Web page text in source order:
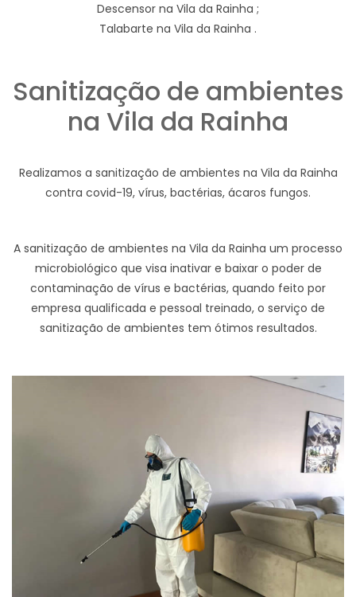
Descensor na Vila da Rainha ;
Talabarte na Vila da Rainha .
Sanitização de ambientes
na Vila da Rainha
Realizamos a sanitização de ambientes na Vila da Rainha
contra covid-19, vírus, bactérias, ácaros fungos.
A sanitização de ambientes na Vila da Rainha um processo
microbiológico que visa inativar e baixar o poder de
contaminação de vírus e bactérias, quando feito por
empresa qualificada e pessoal treinado, o serviço de
sanitização de ambientes tem ótimos resultados.